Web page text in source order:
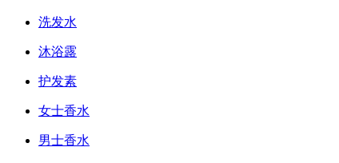
洗发水
沐浴露
护发素
女士香水
男士香水